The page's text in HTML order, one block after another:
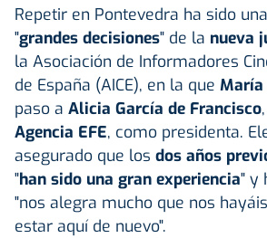
Repetir en Pontevedra ha sido
"grandes decisiones" de la nueva
la Asociación de Informadores
de España (AICE), en la que María
paso a Alicia García de Francisco
Agencia EFE, como presidenta.
asegurado que los dos años
"han sido una gran experiencia" y
"nos alegra mucho que nos
estar aquí de nuevo".